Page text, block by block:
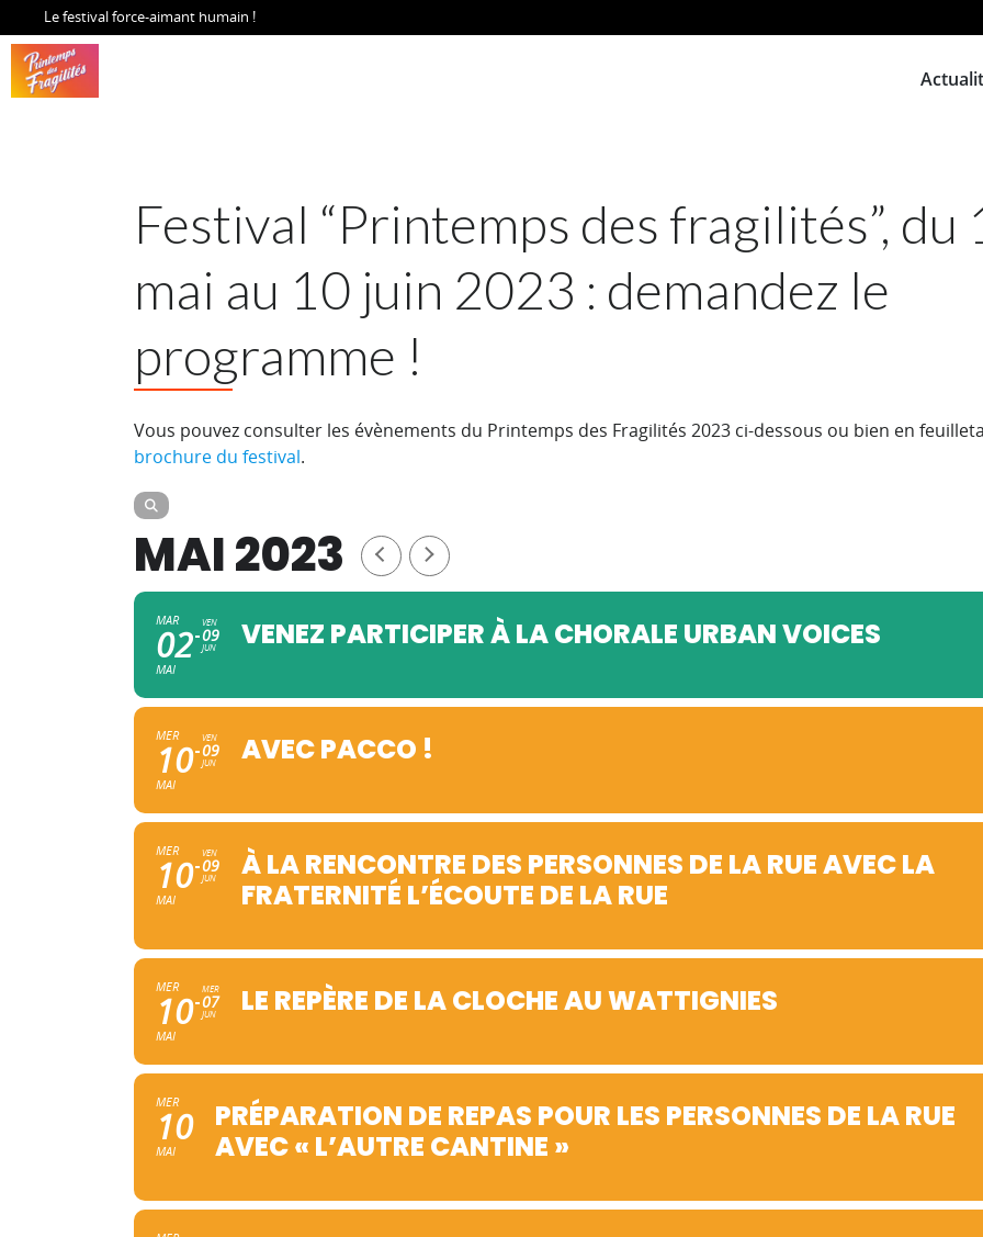
Le festival force-aimant humain !
Festival “Printemps des fragilités”, du
mai au 10 juin 2023 : demandez le
programme !
Vous pouvez consulter les évènements du Printemps des Fragilités 2023 ci-dessous ou bien en
brochure du festival.
MAI 2023
MAR
02
MAI
VEN
09
JUN VENEZ PARTICIPER À LA CHORALE URBAN VOICES
MER
10
MAI
VEN
09
JUN AVEC PACCO !
MER
10
MAI
VEN
09
JUN
À LA RENCONTRE DES PERSONNES DE LA RUE AVEC LA
FRATERNITÉ L’ÉCOUTE DE LA RUE
MER
10
MAI
MER
07
JUN LE REPÈRE DE LA CLOCHE AU WATTIGNIES
MER
10
MAI
PRÉPARATION DE REPAS POUR LES PERSONNES DE LA RUE
AVEC « L’AUTRE CANTINE »